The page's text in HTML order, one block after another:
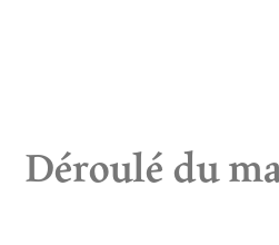
Déroulé du